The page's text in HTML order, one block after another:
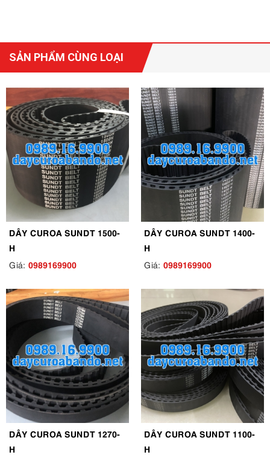
SẢN PHẨM CÙNG LOẠI
DÂY CUROA SUNDT 1500-
H
Giá: 0989169900
DÂY CUROA SUNDT 1400-
H
Giá: 0989169900
DÂY CUROA SUNDT 1270-
H
DÂY CUROA SUNDT 1100-
H